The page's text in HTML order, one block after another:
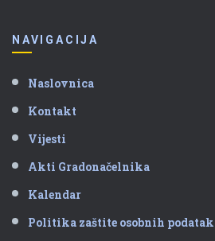
NAVIGACIJA
Naslovnica
Kontakt
Vijesti
Akti Gradonačelnika
Kalendar
Politika zaštite osobnih